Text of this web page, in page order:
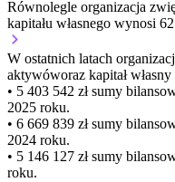
Równolegle organizacja
kapitału własnego wynosi
W ostatnich latach
aktywóworaz kapitał własny
• 5 403 542 złsumy
2025 roku.
• 6 669 839 złsumy
2024 roku.
• 5 146 127 złsumy
roku.